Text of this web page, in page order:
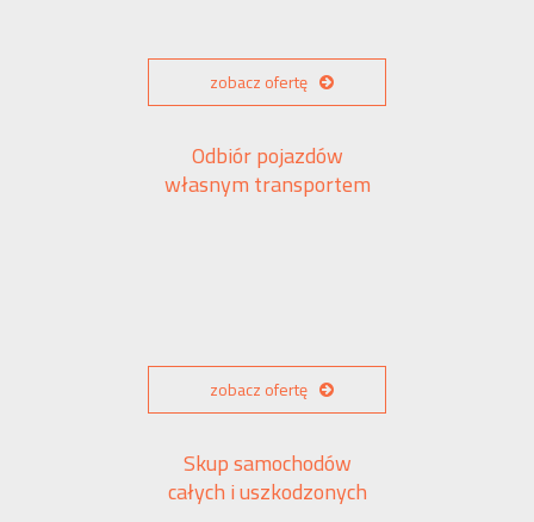
zobacz ofertę
Odbiór pojazdów
własnym transportem
zobacz ofertę
Skup samochodów
całych i uszkodzonych